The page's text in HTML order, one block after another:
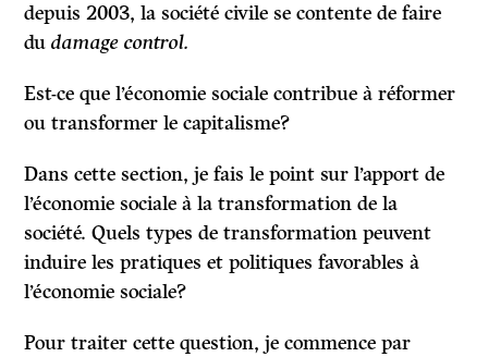
depuis 2003, la société civile se contente de faire
dudamage control.
Est-ce que l’économie sociale contribue à réformer
ou transformer le capitalisme?
Dans cette section, je fais le point sur l’apport de
l’économie sociale à la transformation de la
société. Quels types de transformation peuvent
induire les pratiques et politiques favorables à
l’économie sociale?
Pour traiter cette question, je commence par